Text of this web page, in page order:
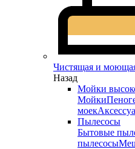
Чистящая и
Назад
Мойки
Мойки
моек
Пылесосы
Бытовые
пылесосы